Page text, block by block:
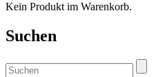
Kein Produkt im Warenkorb.
Suchen